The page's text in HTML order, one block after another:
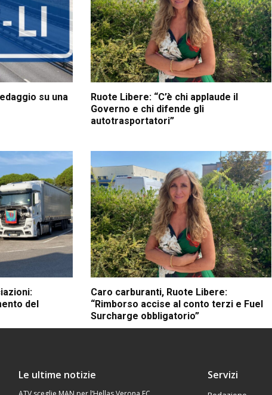
su una
Ruote Libere: “C’è chi applaude il
Governo e chi difende gli
autotrasportatori”
del
Caro carburanti, Ruote Libere:
“Rimborso accise al conto terzi e Fuel
Surcharge obbligatorio”
Le ultime notizie Servizi